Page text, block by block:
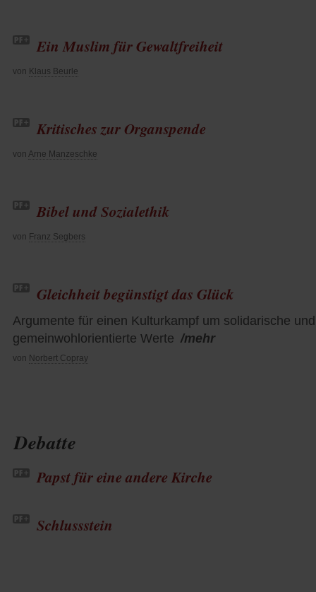
Ein Muslim für Gewaltfreiheit
von Klaus Beurle
Kritisches zur Organspende
von Arne Manzeschke
Bibel und Sozialethik
von Franz Segbers
Gleichheit begünstigt das Glück
Argumente für einen Kulturkampf um solidarische und
gemeinwohlorientierte Werte /mehr
von Norbert Copray
Debatte
Papst für eine andere Kirche
Schlussstein